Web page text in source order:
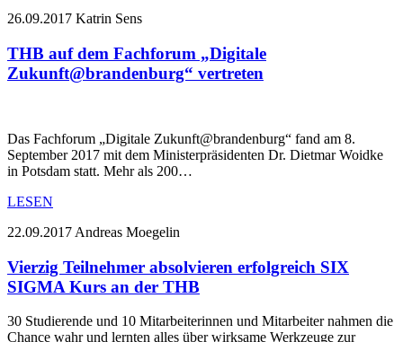
26.09.2017 Katrin Sens
THB auf dem Fachforum „Digitale
Zukunft@brandenburg“ vertreten
Das Fachforum „Digitale Zukunft@brandenburg“ fand am 8.
September 2017 mit dem Ministerpräsidenten Dr. Dietmar Woidke
in Potsdam statt. Mehr als 200…
LESEN
22.09.2017 Andreas Moegelin
Vierzig Teilnehmer absolvieren erfolgreich SIX
SIGMA Kurs an der THB
30 Studierende und 10 Mitarbeiterinnen und Mitarbeiter nahmen die
Chance wahr und lernten alles über wirksame Werkzeuge zur